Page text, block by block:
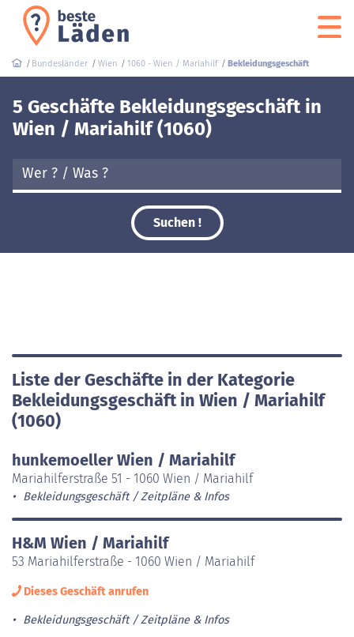
Bundesländer Wien 1060 - Wien / Mariahilf Bekleidungsgeschäft
5 Geschäfte Bekleidungsgeschäft in
Wien / Mariahilf (1060)
Suchen !
Liste der Geschäfte in der Kategorie
Bekleidungsgeschäft in Wien / Mariahilf
(1060)
hunkemoeller Wien / Mariahilf
Mariahilferstraße 51 - 1060 Wien / Mariahilf
Bekleidungsgeschäft Zeitpläne & Infos
H&M Wien / Mariahilf
53 Mariahilferstraße - 1060 Wien / Mariahilf
Dieses Geschäft anrufen
Bekleidungsgeschäft Zeitpläne & Infos